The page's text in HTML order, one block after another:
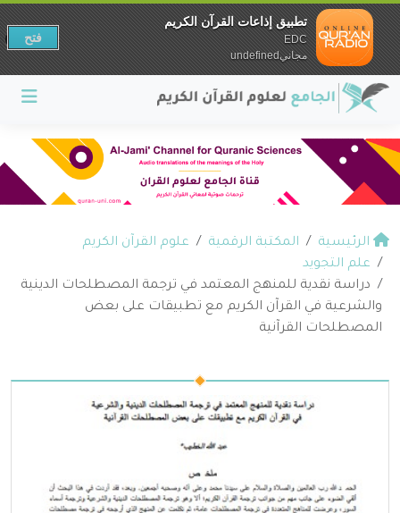
الرئيسية المكتبة الرقمية
علوم القرآن الكريم
علم التجويد
دراسة نقدية للمنهج المعتمد في ترجمة المصطلحات الدينية
والشرعية في القرآن الكريم مع تطبيقات على بعض
المصطلحات القرآنية
تطبيق إذاعات القرآن الكريم
EDC
مجانيundefined
فتح